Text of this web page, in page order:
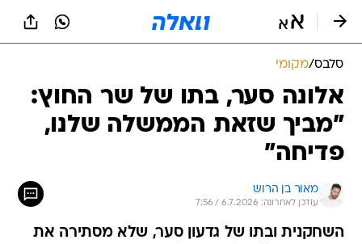
סלבס/מקומי
אלונה סער, בתו של שר החוץ:
"מביך שזאת הממשלה שלנו,
פדיחה"
מאור בן הרוש
עודכן לאחרונה: 6.7.2026 / 7:56
השחקנית ובתו של גדעון סער, שלא מסתירה את